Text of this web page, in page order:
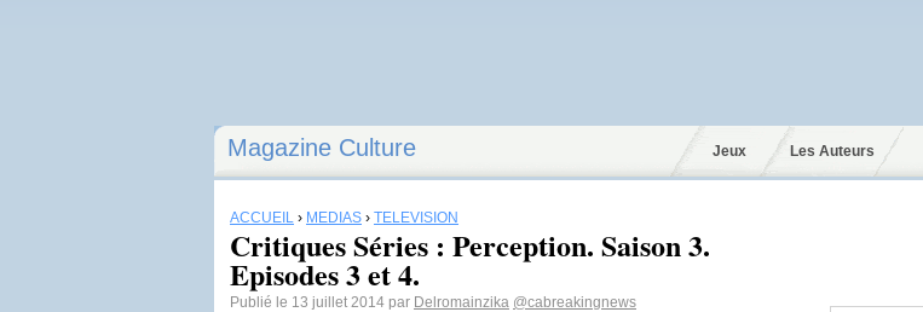
Magazine Culture Jeux Les Auteurs
ACCUEIL › MÉDIAS › TÉLÉVISION
Critiques Séries : Perception. Saison 3.
Episodes 3 et 4.
Publié le 13 juillet 2014 par Delromainzika @cabreakingnews